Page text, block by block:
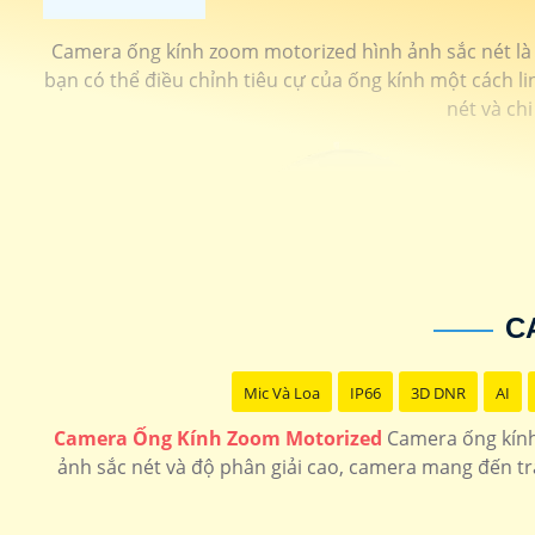
Camera ống kính zoom motorized hình ảnh sắc nét
bạn có thể điều chỉnh tiêu cự của ống kính một cách
nét và
Mic Và Loa IP66 3D DNR AI
Camera Ống Kính Zoom Motorized Camera ống
ảnh sắc nét và độ phân giải cao, camera mang đến